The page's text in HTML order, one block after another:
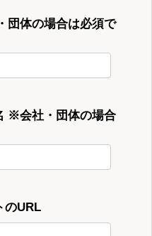
団体の場合は必須で
※会社・団体の場合
のURL